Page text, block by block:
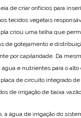
de criar orifícios para
tecidos vegetais
criou uma telha que
de gotejamento e
por capilaridade. Da
água e nutrientes para o alto
de circuito integrado
de irrigação de baixa
a água de irrigação do